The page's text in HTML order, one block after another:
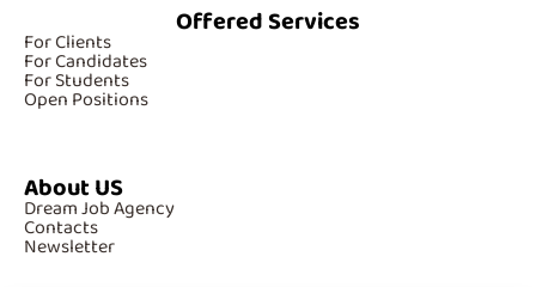
Offered Services
For Clients
For Candidates
For Students
Open Positions
About US
Dream Job Agency
Contacts
Newsletter